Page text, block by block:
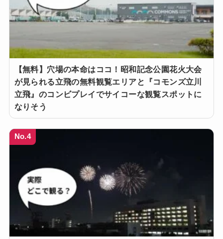
【無料】穴場の本命はココ！昭和記念公園花火大会
が見られる立飛の無料観覧エリアと『コモンズ立川
立飛』のコンビプレイでサイコーな観覧スポットに
なりそう
No.4